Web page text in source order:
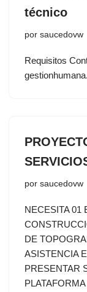
técnico
por saucedovw
Requisitos
por saucedovw
NECESITA 01
DE
ASISTENCIA
PRESENTAR